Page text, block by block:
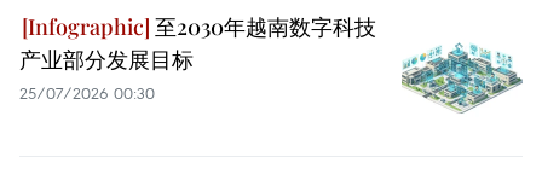
至2030年越南数字科技
产业部分发展目标
25/07/2026 00:30